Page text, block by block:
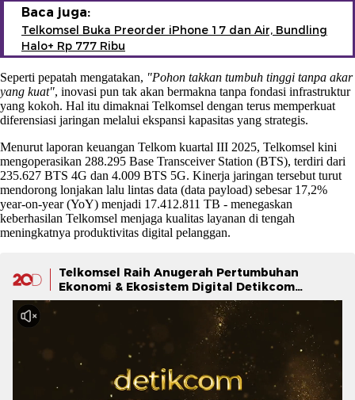
Baca juga:
Telkomsel Buka Preorder iPhone 17 dan Air, Bundling
Halo+ Rp 777 Ribu
Seperti pepatah mengatakan, "Pohon takkan tumbuh tinggi tanpa akar
yang kuat", inovasi pun tak akan bermakna tanpa fondasi infrastruktur
yang kokoh. Hal itu dimaknai Telkomsel dengan terus memperkuat
diferensiasi jaringan melalui ekspansi kapasitas yang strategis.
Menurut laporan keuangan Telkom kuartal III 2025, Telkomsel kini
mengoperasikan 288.295 Base Transceiver Station (BTS), terdiri dari
235.627 BTS 4G dan 4.009 BTS 5G. Kinerja jaringan tersebut turut
mendorong lonjakan lalu lintas data (data payload) sebesar 17,2%
year-on-year (YoY) menjadi 17.412.811 TB - menegaskan
keberhasilan Telkomsel menjaga kualitas layanan di tengah
meningkatnya produktivitas digital pelanggan.
Telkomsel Raih Anugerah Pertumbuhan
Ekonomi & Ekosistem Digital Detikcom
Awards 2025